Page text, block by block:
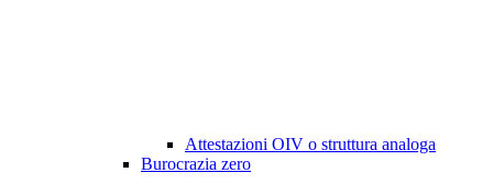
Attestazioni OIV o struttura analoga
Burocrazia zero